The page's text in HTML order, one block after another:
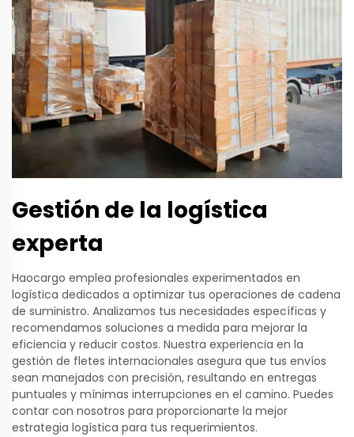
Gestión de la logística
experta
Haocargo emplea profesionales experimentados en
logística dedicados a optimizar tus operaciones de cadena
de suministro. Analizamos tus necesidades específicas y
recomendamos soluciones a medida para mejorar la
eficiencia y reducir costos. Nuestra experiencia en la
gestión de fletes internacionales asegura que tus envíos
sean manejados con precisión, resultando en entregas
puntuales y mínimas interrupciones en el camino. Puedes
contar con nosotros para proporcionarte la mejor
estrategia logística para tus requerimientos.